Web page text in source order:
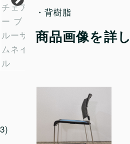
・背樹脂
商品画像を詳